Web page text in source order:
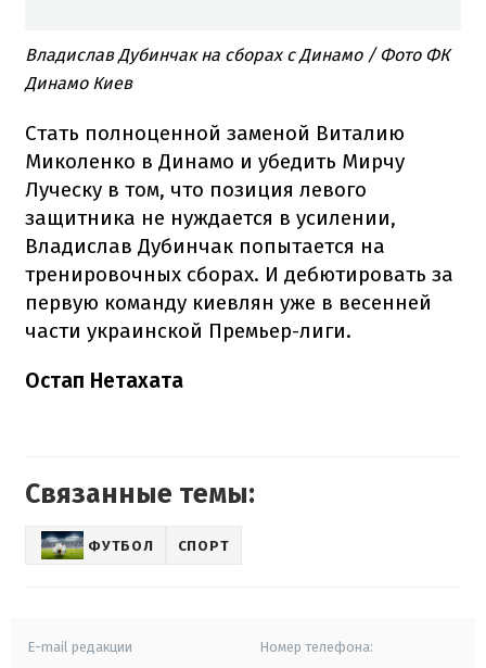
Владислав Дубинчак на сборах с Динамо / Фото ФК
Динамо Киев
Стать полноценной заменой Виталию
Миколенко в Динамо и убедить Мирчу
Луческу в том, что позиция левого
защитника не нуждается в усилении,
Владислав Дубинчак попытается на
тренировочных сборах. И дебютировать за
первую команду киевлян уже в весенней
части украинской Премьер-лиги.
Остап Нетахата
Связанные темы:
ФУТБОЛ СПОРТ
E-mail редакции Номер телефона: